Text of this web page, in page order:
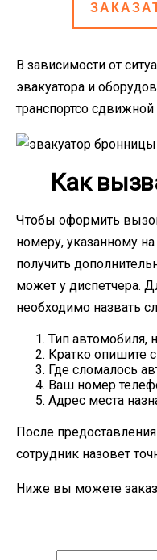
В зависимости от
эвакуатора и
транспортсо
Как
Чтобы оформить
номеру, указанному на
получить
может у диспетчера.
необходимо назвать
Тип автомобиля,
Кратко опишите
Где сломалось
Ваш номер
Адрес места
После
сотрудник назовет
Ниже вы можете